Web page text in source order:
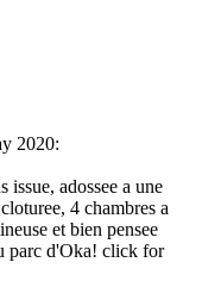
2020:
issue, adossee a une
4 chambres a
et bien pensee
parc d'Oka! click for